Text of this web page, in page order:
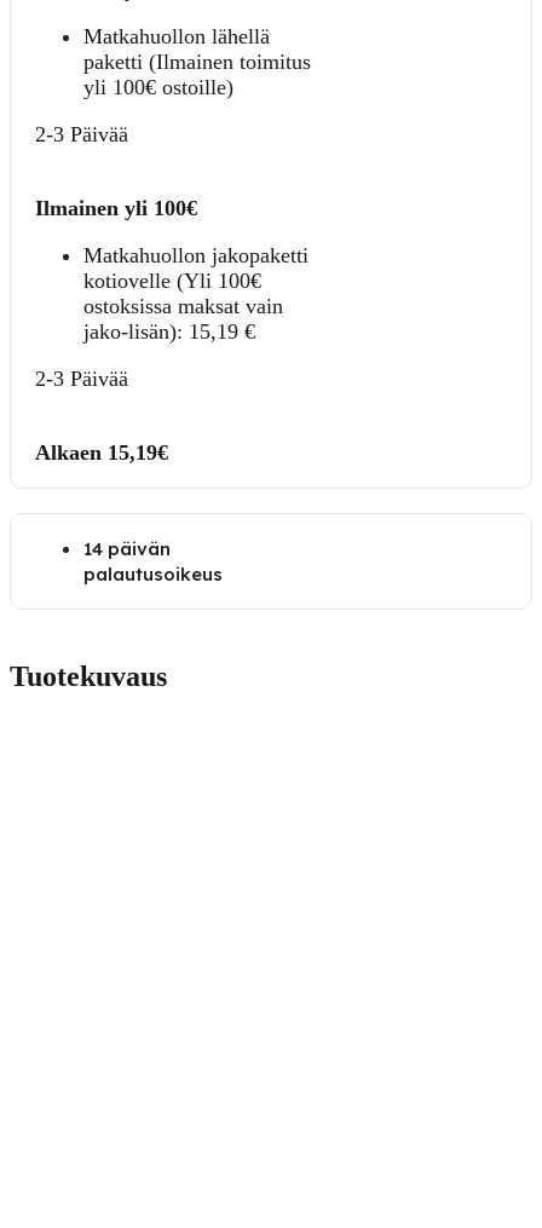
Matkahuollon lähellä
paketti (Ilmainen toimitus
yli 100€ ostoille)
2-3 Päivää
Ilmainen yli 100€
Matkahuollon jakopaketti
kotiovelle (Yli 100€
ostoksissa maksat vain
jako-lisän): 15,19 €
2-3 Päivää
Alkaen 15,19€
14 päivän
palautusoikeus
Tuotekuvaus